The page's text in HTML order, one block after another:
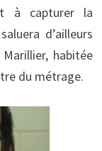
à capturer la
d’ailleurs
habitée
du métrage.